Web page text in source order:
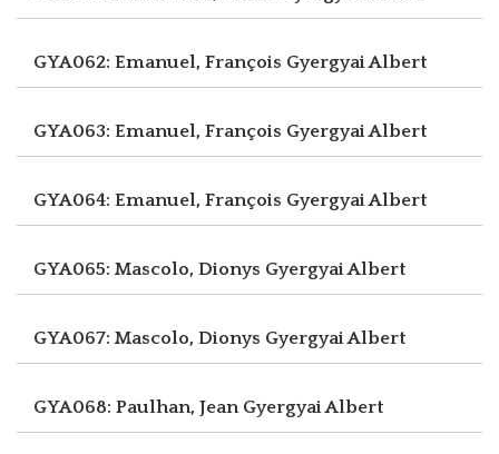
GYA062: Emanuel, François Gyergyai Albert
GYA063: Emanuel, François Gyergyai Albert
GYA064: Emanuel, François Gyergyai Albert
GYA065: Mascolo, Dionys Gyergyai Albert
GYA067: Mascolo, Dionys Gyergyai Albert
GYA068: Paulhan, Jean Gyergyai Albert